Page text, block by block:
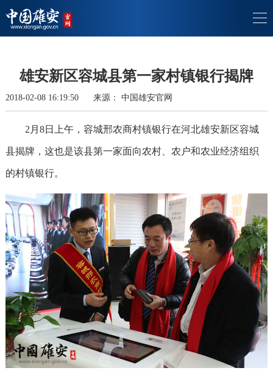
雄安新区容城县第一家村镇银行揭牌
2018-02-08 16:19:50 来源： 中国雄安官网
2月8日上午，容城邢农商村镇银行在河北雄安新区容城
县揭牌，这也是该县第一家面向农村、农户和农业经济组织
的村镇银行。